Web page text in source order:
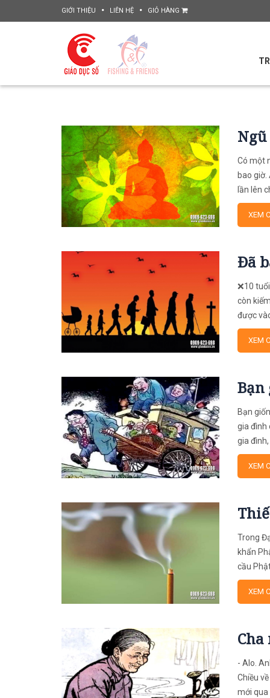
GIỚI THIỆU LIÊN HỆ GIỎ HÀNG
Ngũ
Có một
bao
lần lên
XEM
Đã
❌10
còn
được
XEM
Bạn
gia đình
gia
XEM
Trong
khẩn
cầu
XEM
- Alo.
Chiều
mới qua